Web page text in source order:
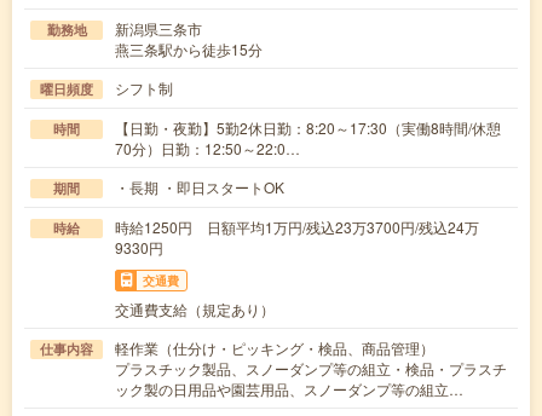
勤務地
新潟県三条市
燕三条駅から徒歩15分
曜日頻度 シフト制
時間
【日勤・夜勤】5勤2休日勤：8:20～17:30（実働8時間/休憩
70分）日勤：12:50～22:0…
期間 ・長期 ・即日スタートOK
時給
時給1250円 日額平均1万円/残込23万3700円/残込24万
9330円
交通費
交通費支給（規定あり）
仕事内容
軽作業（仕分け・ピッキング・検品、商品管理）
プラスチック製品、スノーダンプ等の組立・検品・プラスチ
ック製の日用品や園芸用品、スノーダンプ等の組立…